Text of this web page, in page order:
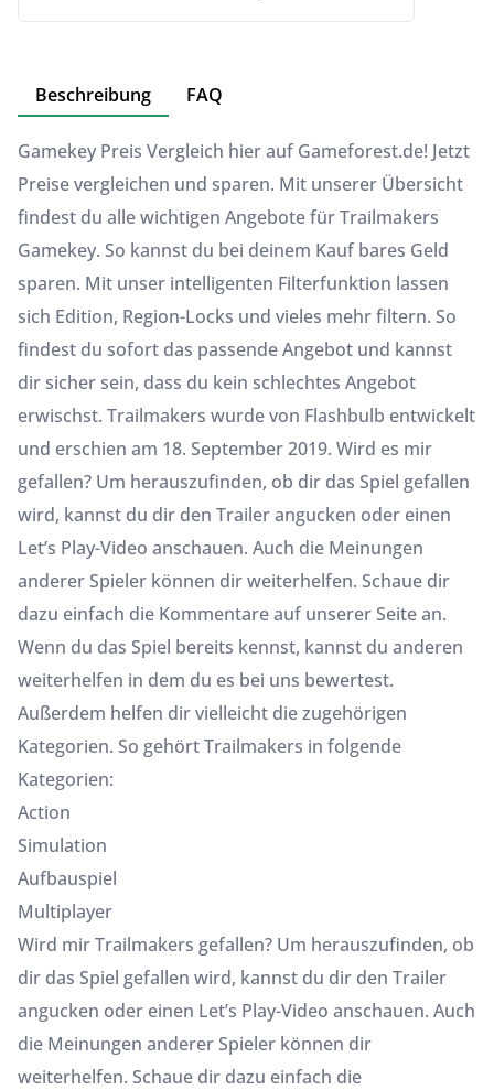
Beschreibung FAQ
Gamekey Preis Vergleich hier auf Gameforest.de! Jetzt
Preise vergleichen und sparen. Mit unserer Übersicht
findest du alle wichtigen Angebote für Trailmakers
Gamekey. So kannst du bei deinem Kauf bares Geld
sparen. Mit unser intelligenten Filterfunktion lassen
sich Edition, Region-Locks und vieles mehr filtern. So
findest du sofort das passende Angebot und kannst
dir sicher sein, dass du kein schlechtes Angebot
erwischst. Trailmakers wurde von Flashbulb entwickelt
und erschien am 18. September 2019. Wird es mir
gefallen? Um herauszufinden, ob dir das Spiel gefallen
wird, kannst du dir den Trailer angucken oder einen
Let’s Play-Video anschauen. Auch die Meinungen
anderer Spieler können dir weiterhelfen. Schaue dir
dazu einfach die Kommentare auf unserer Seite an.
Wenn du das Spiel bereits kennst, kannst du anderen
weiterhelfen in dem du es bei uns bewertest.
Außerdem helfen dir vielleicht die zugehörigen
Kategorien. So gehört Trailmakers in folgende
Kategorien:
Action
Simulation
Aufbauspiel
Multiplayer
Wird mir Trailmakers gefallen? Um herauszufinden, ob
dir das Spiel gefallen wird, kannst du dir den Trailer
angucken oder einen Let’s Play-Video anschauen. Auch
die Meinungen anderer Spieler können dir
weiterhelfen. Schaue dir dazu einfach die